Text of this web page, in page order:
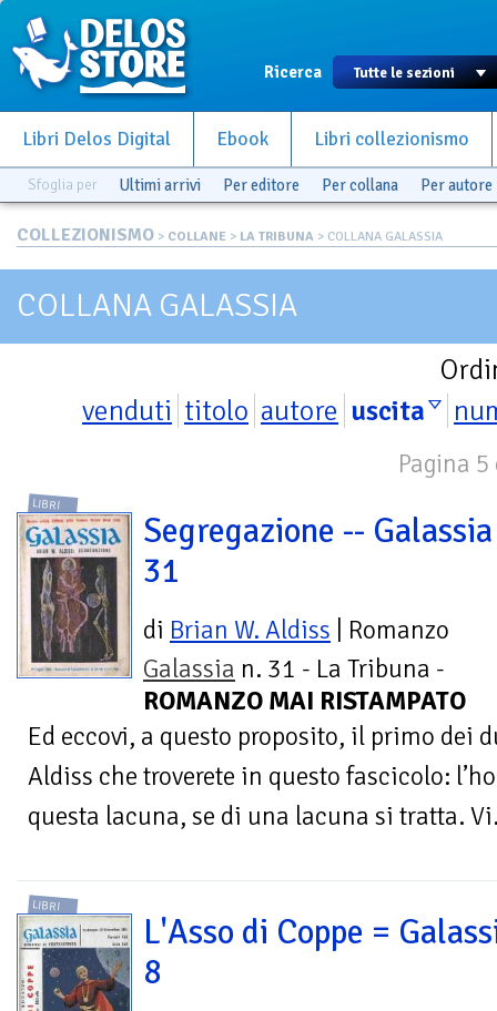
Ricerca
Libri Delos Digital Ebook Libri collezionismo
Sfoglia per Ultimi arrivi Per editore Per collana Per autore
COLLEZIONISMO > COLLANE > LA TRIBUNA > COLLANA GALASSIA
COLLANA GALASSIA
venduti titolo autore uscita
Pagina 5
LIBRI
Segregazione --
31
di Brian W. Aldiss | Romanzo
Galassia n. 31 - La Tribuna -
ROMANZO MAI RISTAMPATO
Ed eccovi, a questo proposito, il primo dei
Aldiss che troverete in questo fascicolo:
questa lacuna, se di una lacuna si tratta.
LIBRI
L'Asso di Coppe =
8